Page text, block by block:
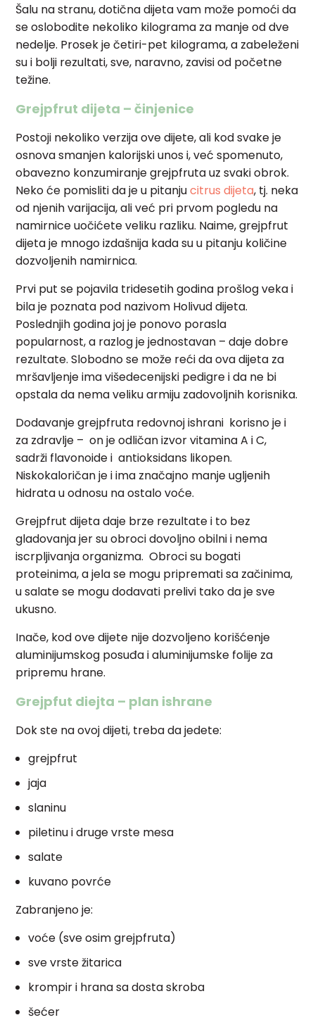
Šalu na stranu, dotična dijeta vam može pomoći da
se oslobodite nekoliko kilograma za manje od dve
nedelje. Prosek je četiri-pet kilograma, a zabeleženi
su i bolji rezultati, sve, naravno, zavisi od početne
težine.
Grejpfrut dijeta – činjenice
Postoji nekoliko verzija ove dijete, ali kod svake je
osnova smanjen kalorijski unos i, već spomenuto,
obavezno konzumiranje grejpfruta uz svaki obrok.
Neko će pomisliti da je u pitanjucitrus dijeta, tj. neka
od njenih varijacija, ali već pri prvom pogledu na
namirnice uočićete veliku razliku. Naime, grejpfrut
dijeta je mnogo izdašnija kada su u pitanju količine
dozvoljenih namirnica.
Prvi put se pojavila tridesetih godina prošlog veka i
bila je poznata pod nazivom Holivud dijeta.
Poslednjih godina joj je ponovo porasla
popularnost, a razlog je jednostavan – daje dobre
rezultate. Slobodno se može reći da ovadijeta za
mršavljenjeima višedecenijski pedigre i da ne bi
opstala da nema veliku armiju zadovoljnih korisnika.
Dodavanje grejpfruta redovnoj ishrani korisno je i
za zdravlje – on je odličan izvor vitamina A i C,
sadrži flavonoide i antioksidans likopen.
Niskokaloričan je i ima značajno manje ugljenih
hidrata u odnosu na ostalo voće.
Grejpfrut dijeta daje brze rezultate i to bez
gladovanja jer su obroci dovoljno obilni i nema
iscrpljivanja organizma. Obroci su bogati
proteinima, a jela se mogu pripremati sa začinima,
u salate se mogu dodavati prelivi tako da je sve
ukusno.
Inače, kod ove dijete nije dozvoljeno korišćenje
aluminijumskog posuđa i aluminijumske folije za
pripremu hrane.
Grejpfut diejta – plan ishrane
Dok ste na ovoj dijeti, treba da jedete:
grejpfrut
jaja
slaninu
piletinu i druge vrste mesa
salate
kuvano povrće
Zabranjeno je:
voće (sve osim grejpfruta)
sve vrste žitarica
krompir i hrana sa dosta skroba
šećer